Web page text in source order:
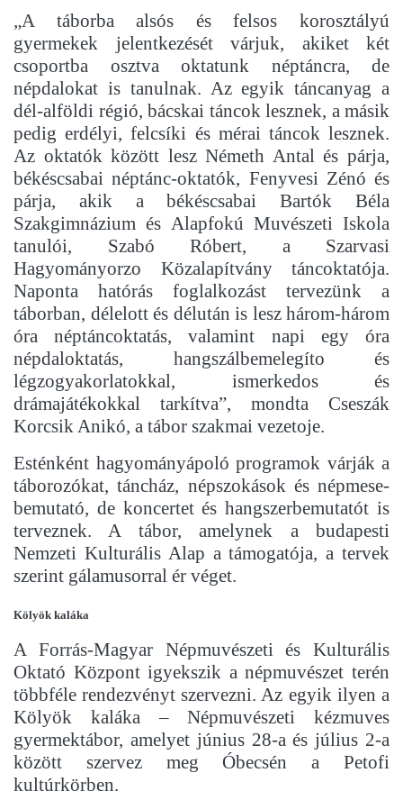
„A táborba alsós és felsos korosztályú
gyermekek jelentkezését várjuk, akiket két
csoportba osztva oktatunk néptáncra, de
népdalokat is tanulnak. Az egyik táncanyag a
dél-alföldi régió, bácskai táncok lesznek, a másik
pedig erdélyi, felcsíki és mérai táncok lesznek.
Az oktatók között lesz Németh Antal és párja,
békéscsabai néptánc-oktatók, Fenyvesi Zénó és
párja, akik a békéscsabai Bartók Béla
Szakgimnázium és Alapfokú Muvészeti Iskola
tanulói, Szabó Róbert, a Szarvasi
Hagyományorzo Közalapítvány táncoktatója.
Naponta hatórás foglalkozást tervezünk a
táborban, délelott és délután is lesz három-három
óra néptáncoktatás, valamint napi egy óra
népdaloktatás, hangszálbemelegíto és
légzogyakorlatokkal, ismerkedos és
drámajátékokkal tarkítva”, mondta Cseszák
Korcsik Anikó, a tábor szakmai vezetoje.
Esténként hagyományápoló programok várják a
táborozókat, táncház, népszokások és népmese-
bemutató, de koncertet és hangszerbemutatót is
terveznek. A tábor, amelynek a budapesti
Nemzeti Kulturális Alap a támogatója, a tervek
szerint gálamusorral ér véget.
Kölyök kaláka
A Forrás-Magyar Népmuvészeti és Kulturális
Oktató Központ igyekszik a népmuvészet terén
többféle rendezvényt szervezni. Az egyik ilyen a
Kölyök kaláka – Népmuvészeti kézmuves
gyermektábor, amelyet június 28-a és július 2-a
között szervez meg Óbecsén a Petofi
kultúrkörben.